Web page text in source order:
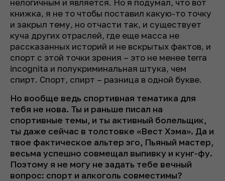
нелогичным и является. Но я подумал, что вот
книжка, я не то чтобы поставил какую-то точку
и закрыл тему, но отчасти так, и существует
куча других отраслей, где еще масса не
рассказанных историй и не вскрытых фактов, и
спорт с этой точки зрения – это не менее terra
incognita и полукриминальная штука, чем
спирт. Спорт, спирт – разница в одной букве.
Но вообще ведь спортивная тематика для
тебя не нова. Ты и раньше писал на
спортивные темы, и ты активный болельщик,
ты даже сейчас в толстовке «Вест Хэма». Да и
твое фактическое альтер эго, Пьяный мастер,
весьма успешно совмещал выпивку и кунг-фу.
Поэтому я не могу не задать тебе вечный
вопрос: спорт и алкоголь совместимы?